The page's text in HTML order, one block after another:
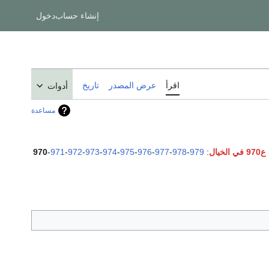
إنشاء حسابدخول
اقرأ عرض المصدر تاريخ أدوات
مساعدة
ع970 في الخيال :
970-971-972-973-974-975-976-977-978-979